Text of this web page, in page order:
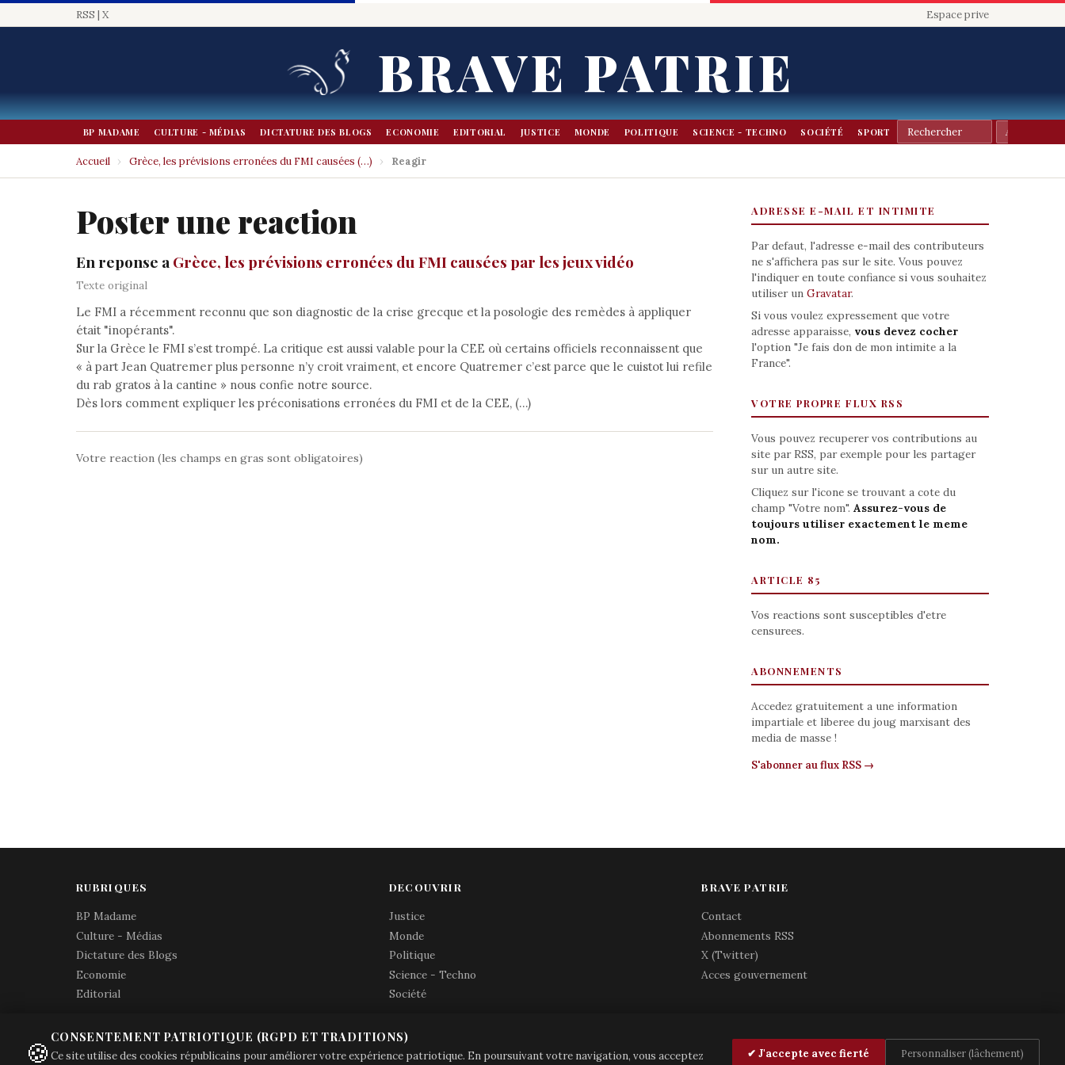
RSS | X Espace prive
BRAVE PATRIE
BP MADAME CULTURE - MÉDIAS DICTATURE DES BLOGS ECONOMIE EDITORIAL JUSTICE MONDE POLITIQUE SCIENCE - TECHNO SOCIÉTÉ SPORT
Accueil › Grèce, les prévisions erronées du FMI causées (…) › Reagir
Poster une reaction
En reponse aGrèce, les prévisions erronées du FMI causées par les jeux vidéo
Texte original
Le FMI a récemment reconnu que son diagnostic de la crise grecque et la posologie des remèdes à appliquer
était "inopérants".
Sur la Grèce le FMI s’est trompé. La critique est aussi valable pour la CEE où certains officiels reconnaissent que
« à part Jean Quatremer plus personne n’y croit vraiment, et encore Quatremer c’est parce que le cuistot lui refile
du rab gratos à la cantine » nous confie notre source.
Dès lors comment expliquer les préconisations erronées du FMI et de la CEE, (…)
Votre reaction (les champs en gras sont obligatoires)
ADRESSE E-MAIL ET INTIMITE
Par defaut, l'adresse e-mail des contributeurs
ne s'affichera pas sur le site. Vous pouvez
l'indiquer en toute confiance si vous souhaitez
utiliser un Gravatar.
Si vous voulez expressement que votre
adresse apparaisse, vous devez cocher
l'option "Je fais don de mon intimite a la
France".
VOTRE PROPRE FLUX RSS
Vous pouvez recuperer vos contributions au
site par RSS, par exemple pour les partager
sur un autre site.
Cliquez sur l'icone se trouvant a cote du
champ "Votre nom". Assurez-vous de
toujours utiliser exactement le meme
nom.
ARTICLE 85
Vos reactions sont susceptibles d'etre
censurees.
ABONNEMENTS
Accedez gratuitement a une information
impartiale et liberee du joug marxisant des
media de masse !
S'abonner au flux RSS →
RUBRIQUES
BP Madame
Culture - Médias
Dictature des Blogs
Economie
Editorial
DECOUVRIR
Justice
Monde
Politique
Science - Techno
Société
BRAVE PATRIE
Contact
Abonnements RSS
X (Twitter)
Acces gouvernement
© Brave Patrie + friends—
🍪
CONSENTEMENT PATRIOTIQUE (RGPD ET TRADITIONS)
Ce site utilise des cookies républicains pour améliorer votre expérience patriotique. En poursuivant votre navigation, vous acceptez
✔ J'accepte avec fierté Personnaliser (lâchement)